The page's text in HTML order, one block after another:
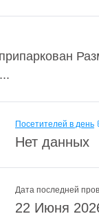
Посетителей в день
Нет данных
Дата последней
22 Июня